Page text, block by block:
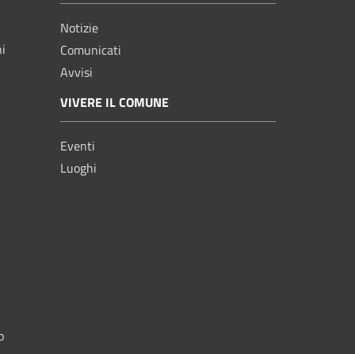
Notizie
Comunicati
Avvisi
VIVERE IL COMUNE
Eventi
Luoghi